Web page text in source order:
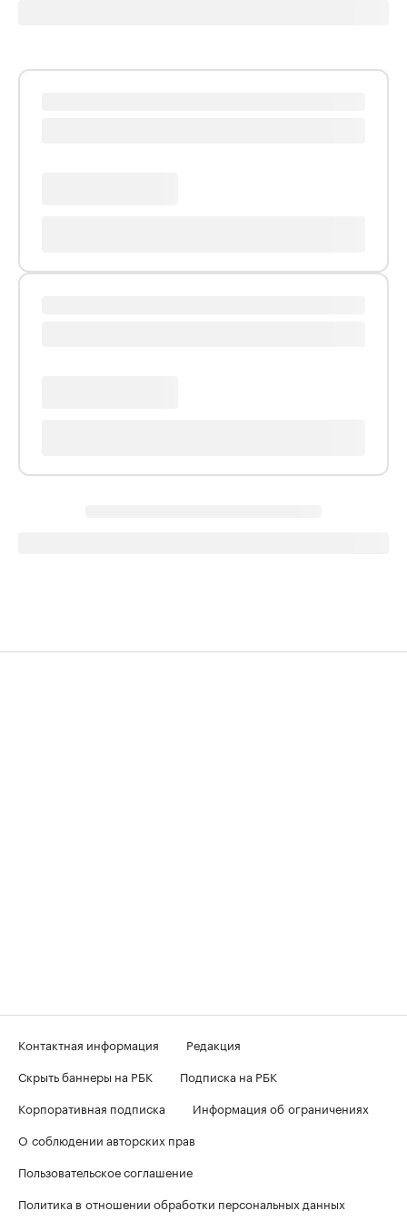
Контактная информация
Редакция
Скрыть баннеры на РБК
Подписка на РБК
Корпоративная подписка
Информация об ограничениях
О соблюдении авторских прав
Пользовательское соглашение
Политика в отношении обработки персональных данных